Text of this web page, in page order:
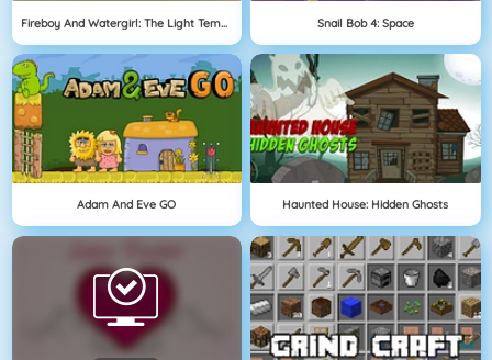
Fireboy And Watergirl: The Light Temple Snail Bob 4: Space
Adam And Eve GO Haunted House: Hidden Ghosts